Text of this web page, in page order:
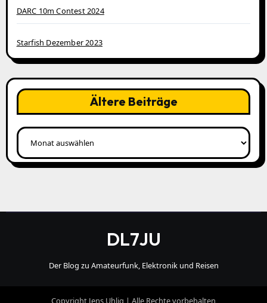
DARC 10m Contest 2024
Starfish Dezember 2023
Ältere Beiträge
Ältere
Beiträge
DL7JU
Der Blog zu Amateurfunk, Elektronik und Reisen
Copyright Jens Uhlig | Alle Rechte vorbehalten